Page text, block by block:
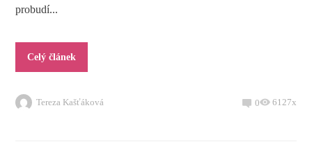
probudí...
Celý článek
Tereza Kašťáková 0 6127x